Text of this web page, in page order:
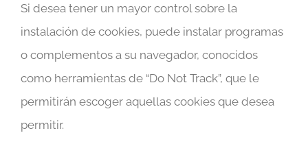
Si desea tener un mayor control sobre la
instalación de cookies, puede instalar programas
o complementos a su navegador, conocidos
como herramientas de “Do Not Track”, que le
permitirán escoger aquellas cookies que desea
permitir.